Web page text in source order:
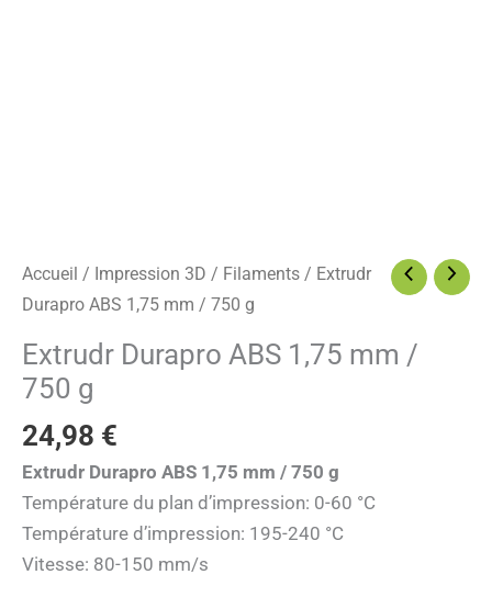
Accueil / Impression 3D / Filaments / Extrudr
Durapro ABS 1,75 mm / 750 g
Extrudr Durapro ABS 1,75 mm /
750 g
24,98 €
Extrudr Durapro ABS 1,75 mm / 750 g
Température du plan d’impression: 0-60 °C
Température d’impression: 195-240 °C
Vitesse: 80-150 mm/s